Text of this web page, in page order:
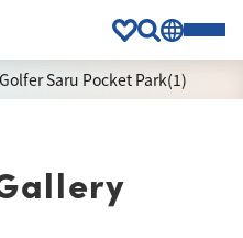
Saru Pocket Park(1)